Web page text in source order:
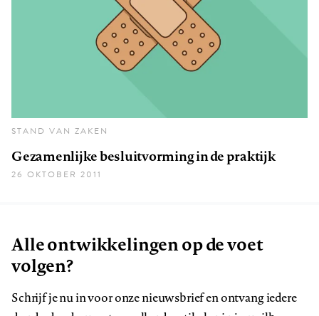
STAND VAN ZAKEN
Gezamenlijke besluitvorming in de praktijk
26 OKTOBER 2011
Alle ontwikkelingen op de voet
volgen?
Schrijf je nu in voor onze nieuwsbrief en ontvang iedere